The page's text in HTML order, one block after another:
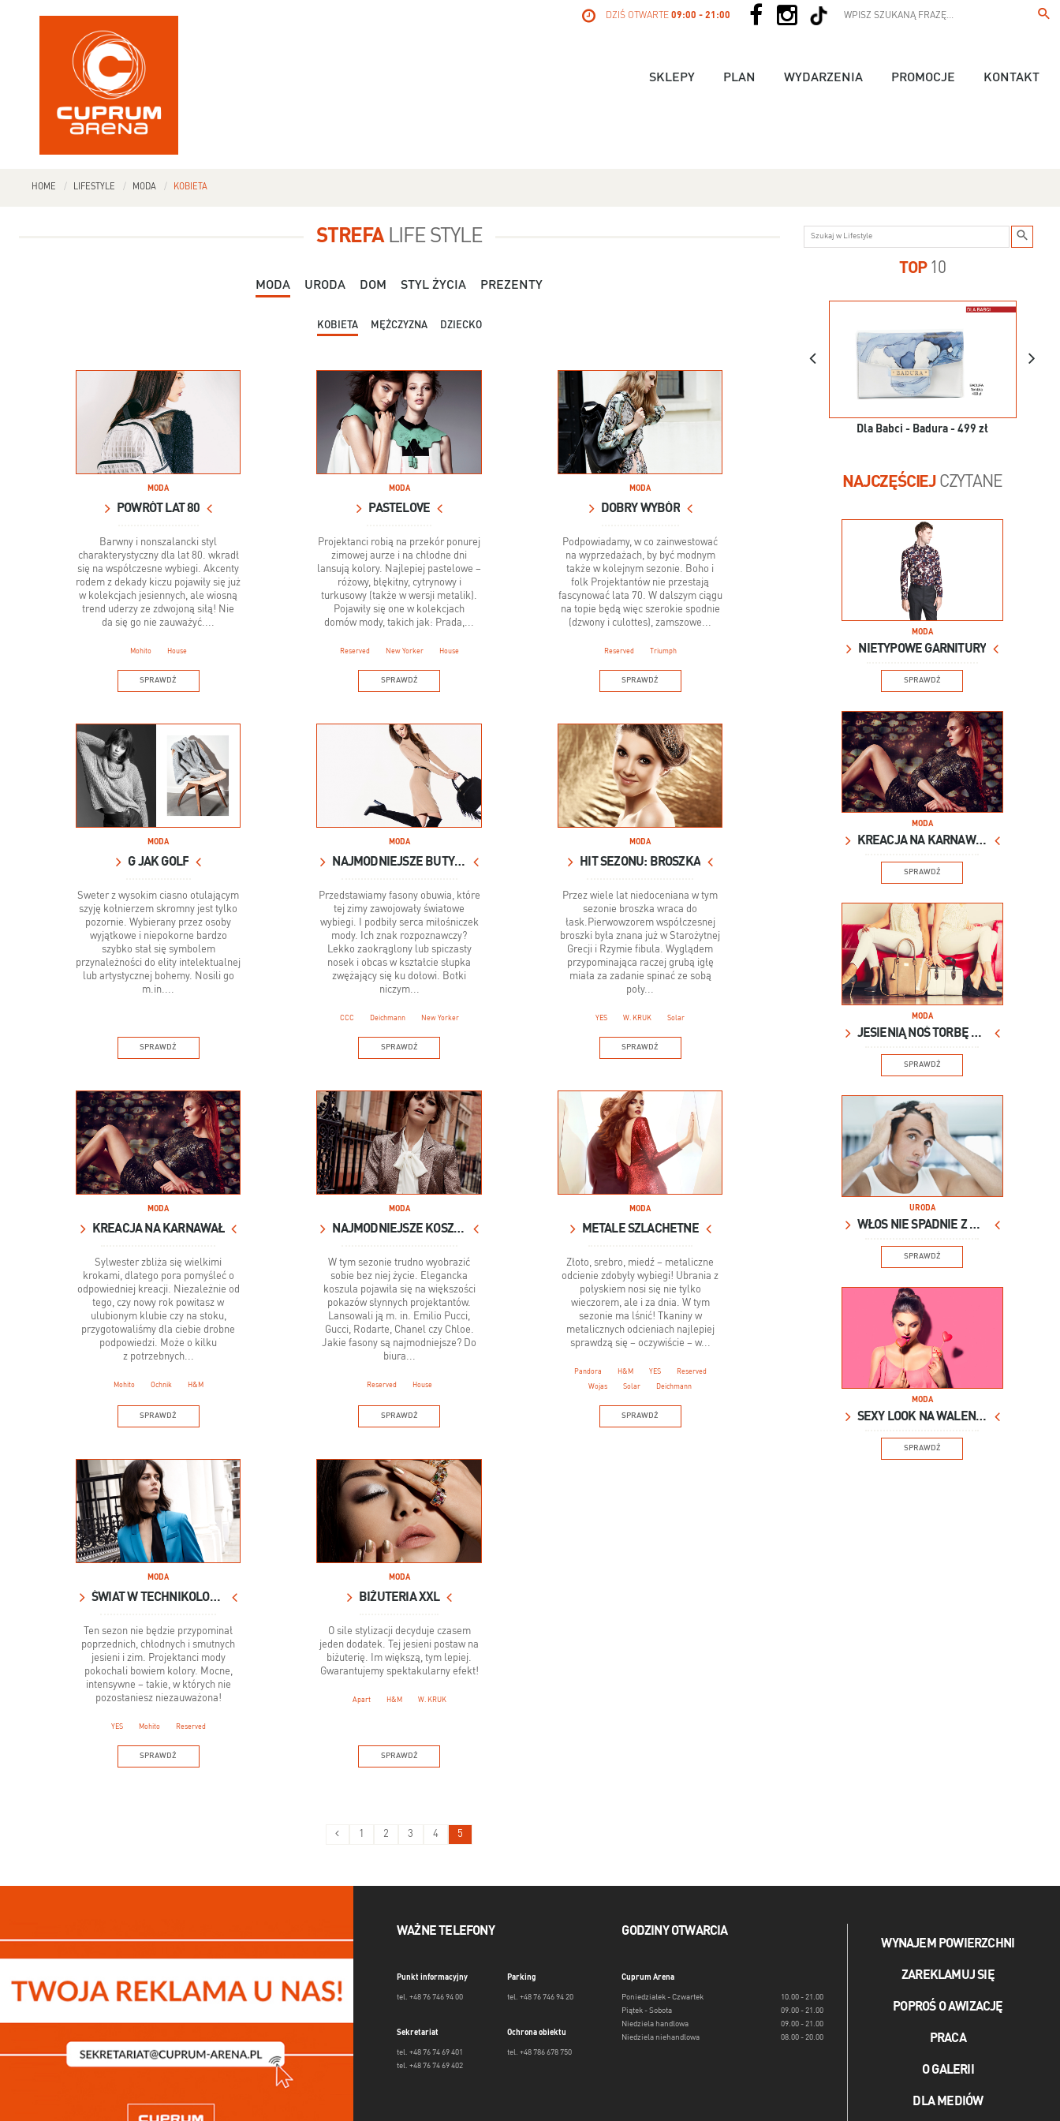
DZIŚ OTWARTE 09:00 - 21:00
SKLEPY PLAN WYDARZENIA PROMOCJE KONTAKT
HOME LIFESTYLE MODA KOBIETA
STREFALIFE STYLE
MODA URODA DOM STYL ŻYCIA PREZENTY
KOBIETA MĘŻCZYZNA DZIECKO
MODA
POWRÓT LAT 80
Barwny i nonszalancki styl
charakterystyczny dla lat 80. wkradł
się na współczesne wybiegi. Akcenty
rodem z dekady kiczu pojawiły się już
w kolekcjach jesiennych, ale wiosną
trend uderzy ze zdwojoną siłą! Nie
da się go nie zauważyć....
Mohito House
SPRAWDŹ
MODA
PASTELOVE
Projektanci robią na przekór ponurej
zimowej aurze i na chłodne dni
lansują kolory. Najlepiej pastelowe –
różowy, błękitny, cytrynowy i
turkusowy (także w wersji metalik).
Pojawiły się one w kolekcjach
domów mody, takich jak: Prada,...
Reserved New Yorker House
SPRAWDŹ
MODA
DOBRY WYBÓR
Podpowiadamy, w co zainwestować
na wyprzedażach, by być modnym
także w kolejnym sezonie. Boho i
folk Projektantów nie przestają
fascynować lata 70. W dalszym ciągu
na topie będą więc szerokie spodnie
(dzwony i culottes), zamszowe...
Reserved Triumph
SPRAWDŹ
MODA
G JAK GOLF
Sweter z wysokim ciasno otulającym
szyję kołnierzem skromny jest tylko
pozornie. Wybierany przez osoby
wyjątkowe i niepokorne bardzo
szybko stał się symbolem
przynależności do elity intelektualnej
lub artystycznej bohemy. Nosili go
m.in....
SPRAWDŹ
MODA
NAJMODNIEJSZE BUTY SEZONU
Przedstawiamy fasony obuwia, które
tej zimy zawojowały światowe
wybiegi. I podbiły serca miłośniczek
mody. Ich znak rozpoznawczy?
Lekko zaokrąglony lub spiczasty
nosek i obcas w kształcie słupka
zwężający się ku dołowi. Botki
niczym...
CCC Deichmann New Yorker
SPRAWDŹ
MODA
HIT SEZONU: BROSZKA
Przez wiele lat niedoceniana w tym
sezonie broszka wraca do
łask.Pierwowzorem współczesnej
broszki była znana już w Starożytnej
Grecji i Rzymie fibula. Wyglądem
przypominająca raczej grubą igłę
miała za zadanie spinać ze sobą
poły...
YES W. KRUK Solar
SPRAWDŹ
MODA
KREACJA NA KARNAWAŁ
Sylwester zbliża się wielkimi
krokami, dlatego pora pomyśleć o
odpowiedniej kreacji. Niezależnie od
tego, czy nowy rok powitasz w
ulubionym klubie czy na stoku,
przygotowaliśmy dla ciebie drobne
podpowiedzi. Może o kilku
z potrzebnych...
Mohito Ochnik H&M
SPRAWDŹ
MODA
NAJMODNIEJSZE KOSZULE DLA KOBIET
W tym sezonie trudno wyobrazić
sobie bez niej życie. Elegancka
koszula pojawiła się na większości
pokazów słynnych projektantów.
Lansowali ją m. in. Emilio Pucci,
Gucci, Rodarte, Chanel czy Chloe.
Jakie fasony są najmodniejsze? Do
biura...
Reserved House
SPRAWDŹ
MODA
METALE SZLACHETNE
Złoto, srebro, miedź – metaliczne
odcienie zdobyły wybiegi! Ubrania z
połyskiem nosi się nie tylko
wieczorem, ale i za dnia. W tym
sezonie ma lśnić! Tkaniny w
metalicznych odcieniach najlepiej
sprawdzą się – oczywiście – w...
Pandora H&M YES Reserved
Wojas Solar Deichmann
SPRAWDŹ
MODA
ŚWIAT W TECHNIKOLORZE
Ten sezon nie będzie przypominał
poprzednich, chłodnych i smutnych
jesieni i zim. Projektanci mody
pokochali bowiem kolory. Mocne,
intensywne – takie, w których nie
pozostaniesz niezauważona!
YES Mohito Reserved
SPRAWDŹ
MODA
BIŻUTERIA XXL
O sile stylizacji decyduje czasem
jeden dodatek. Tej jesieni postaw na
biżuterię. Im większą, tym lepiej.
Gwarantujemy spektakularny efekt!
Apart H&M W. KRUK
SPRAWDŹ
1 2 3 4 5
TOP10
Dla Niej - Orsay - 119,99 zł
Dla Babci - Badura - 499 zł
NAJCZĘŚCIEJCZYTANE
MODA
NIETYPOWE GARNITURY
SPRAWDŹ
MODA
KREACJA NA KARNAWAŁ
SPRAWDŹ
MODA
JESIENIĄ NOŚ TORBĘ XXL
SPRAWDŹ
URODA
WŁOS NIE SPADNIE Z GŁOWY
SPRAWDŹ
MODA
SEXY LOOK NA WALENTYNKI
SPRAWDŹ
WAŻNE TELEFONY
Punkt informacyjny
tel. +48 76 746 94 00
Parking
tel. +48 76 746 94 20
Sekretariat
tel. +48 76 74 69 401
tel. +48 76 74 69 402
Ochrona obiektu
tel. +48 786 678 750
GODZINY OTWARCIA
Cuprum Arena
Poniedziałek - Czwartek
10.00 - 21.00
Piątek - Sobota
09.00 - 21.00
Niedziela handlowa
09.00 - 21.00
Niedziela niehandlowa
08.00 - 20.00
WYNAJEM POWIERZCHNI
ZAREKLAMUJ SIĘ
POPROŚ O AWIZACJĘ
PRACA
O GALERII
DLA MEDIÓW